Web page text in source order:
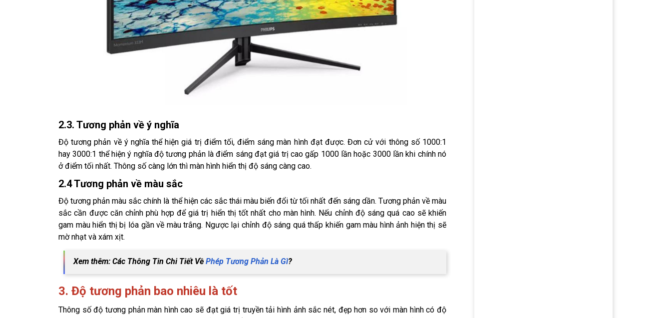
2.3. Tương phản về ý nghĩa
Độ tương phản về ý nghĩa thể hiện giá trị điểm tối, điểm sáng màn hình đạt được. Đơn cử với thông số 1000:1
hay 3000:1 thể hiện ý nghĩa độ tương phản là điểm sáng đạt giá trị cao gấp 1000 lần hoặc 3000 lần khi chính nó
ở điểm tối nhất. Thông số càng lớn thì màn hình hiển thị độ sáng càng cao.
2.4 Tương phản về màu sắc
Độ tương phản màu sắc chính là thể hiện các sắc thái màu biến đổi từ tối nhất đến sáng dần. Tương phản về màu
sắc cần được căn chỉnh phù hợp để giá trị hiển thị tốt nhất cho màn hình. Nếu chỉnh độ sáng quá cao sẽ khiến
gam màu hiển thị bị lóa gần về màu trắng. Ngược lại chỉnh độ sáng quá thấp khiến gam màu hình ảnh hiện thị sẽ
mờ nhạt và xám xịt.
Xem thêm: Các Thông Tin Chi Tiết Về Phép Tương Phản Là Gì?
3. Độ tương phản bao nhiêu là tốt
Thông số độ tương phản màn hình cao sẽ đạt giá trị truyền tải hình ảnh sắc nét, đẹp hơn so với màn hình có độ